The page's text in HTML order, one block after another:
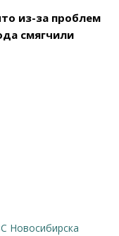
из-за проблем
смягчили
Новосибирска